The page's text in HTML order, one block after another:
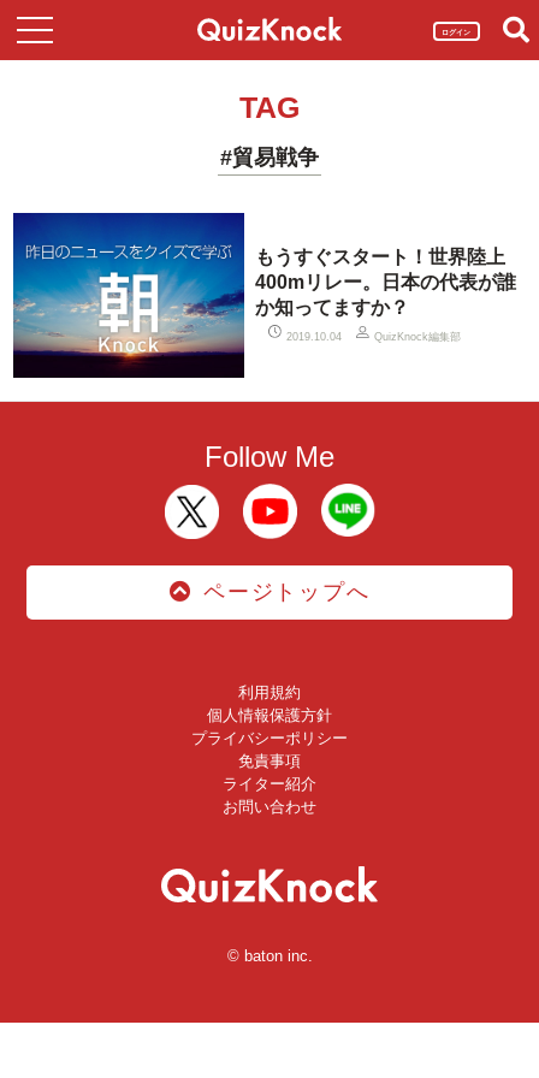
ログイン
TAG
#貿易戦争
もうすぐスタート！世界陸上
400mリレー。日本の代表が誰
か知ってますか？
2019.10.04 QuizKnock編集部
Follow Me
ページトップへ
利用規約
個人情報保護方針
プライバシーポリシー
免責事項
ライター紹介
お問い合わせ
© baton inc.